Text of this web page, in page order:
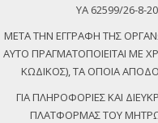
ΥΑ 62599/26-8-
ΜΕΤΑ ΤΗΝ ΕΓΓΡΑΦΗ ΤΗΣ
ΑΥΤΟ ΠΡΑΓΜΑΤΟΠΟΙΕΙΤΑΙ ΜΕ
ΚΩΔΙΚΟΣ), ΤΑ ΟΠΟΙΑ
ΓΙΑ ΠΛΗΡΟΦΟΡΙΕΣ ΚΑΙ
ΠΛΑΤΦΟΡΜΑΣ ΤΟΥ